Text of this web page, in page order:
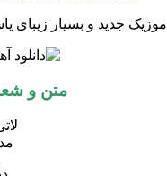
موزیک جدید و بسیار زیبای
متن و